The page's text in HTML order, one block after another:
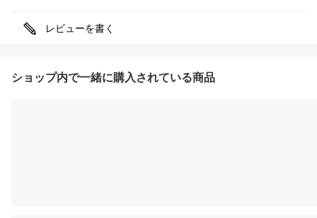
レビューを書く
ショップ内で一緒に購入されている商品